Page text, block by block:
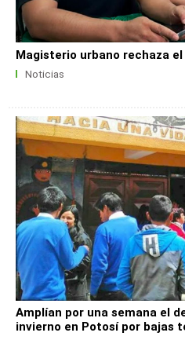
Magisterio urbano rechaza
Noticias
Amplían por una semana el
invierno en Potosí por bajas